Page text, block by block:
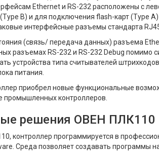
Ethernet и RS-232 расположены с
B) и для подключения flash-карт (Type
интерфейсные разъемы стандарта
(связь/ передача данных) разъема
разъемах RS-232 и RS-232 Debug помимо
устройства типа считывателей
питания.
приобрел новые функциональные
промышленных контроллеров.
решения ОВЕН ПЛК110
контроллер программируется в
Среда позволяет создавать программы